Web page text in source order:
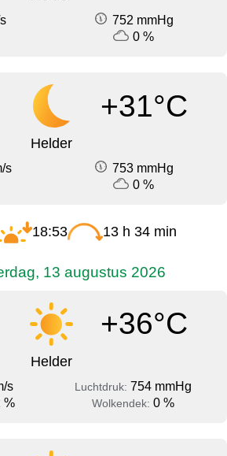
752 mmHg
0 %
+31°C
Helder
s
753 mmHg
0 %
18:53 13 h 34 min
13 augustus 2026
+36°C
Helder
s Luchtdruk: 754 mmHg
% Wolkendek: 0 %